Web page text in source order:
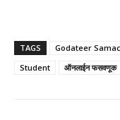
TAGS Godateer
Student
ऑनलाईन फसवणूक